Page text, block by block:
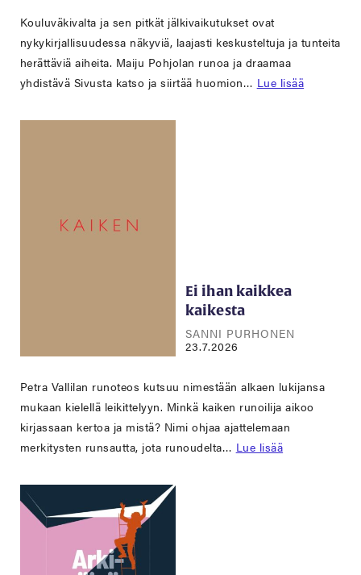
Kouluväkivalta ja sen pitkät jälkivaikutukset ovat
nykykirjallisuudessa näkyviä, laajasti keskusteltuja ja tunteita
herättäviä aiheita. Maiju Pohjolan runoa ja draamaa
yhdistävä Sivusta katso ja siirtää huomion… Lue lisää
Ei ihan kaikkea
kaikesta
SANNI PURHONEN
23.7.2026
Petra Vallilan runoteos kutsuu nimestään alkaen lukijansa
mukaan kielellä leikittelyyn. Minkä kaiken runoilija aikoo
kirjassaan kertoa ja mistä? Nimi ohjaa ajattelemaan
merkitysten runsautta, jota runoudelta… Lue lisää